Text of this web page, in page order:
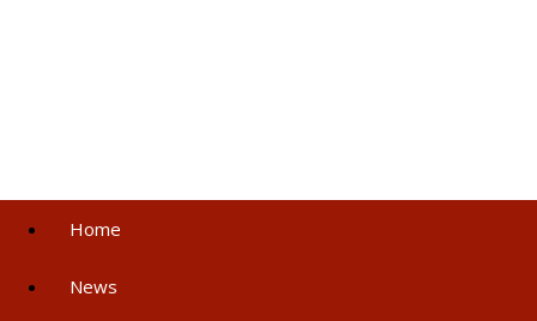
Home
News